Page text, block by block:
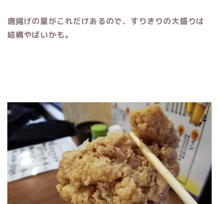
唐揚げの量がこれだけあるので、すりきりの大盛りは
結構やばいかも。